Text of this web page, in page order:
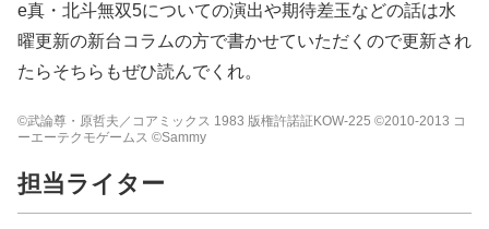
e真・北斗無双5についての演出や期待差玉などの話は水
曜更新の新台コラムの方で書かせていただくので更新され
たらそちらもぜひ読んでくれ。
©武論尊・原哲夫／コアミックス 1983 版権許諾証KOW-225 ©2010-2013 コ
ーエーテクモゲームス ©Sammy
担当ライター